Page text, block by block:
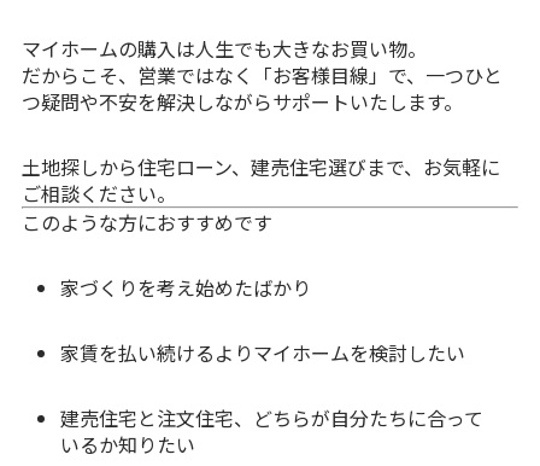
マイホームの購入は人生でも大きなお買い物。
だからこそ、営業ではなく「お客様目線」で、一つひと
つ疑問や不安を解決しながらサポートいたします。
土地探しから住宅ローン、建売住宅選びまで、お気軽に
ご相談ください。
このような方におすすめです
家づくりを考え始めたばかり
家賃を払い続けるよりマイホームを検討したい
建売住宅と注文住宅、どちらが自分たちに合って
いるか知りたい